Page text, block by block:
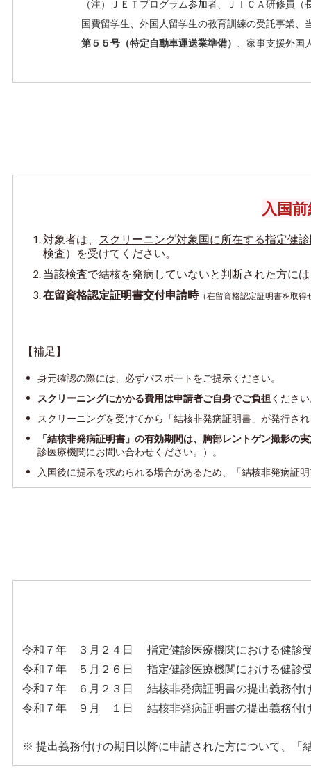
（注）ＪＥＴプログラム参加者、ＪＩＣＡ研修員
国費留学生、外国人留学生の教育訓練の受託事業
第５５号（特定自動車運送業準備） 、家事支援外国
入国
対象者は、
スクリーニング対象国に所在する指定健
検査）を受けてください。
当該検査で結核を発病していないと判断された方に
在留資格認定証明書交付申請時（在留資格認定証明書を取得
【補足】
身元確認の際には、必ずパスポートをご提示ください。
スクリーニングにかかる費用は申請者ご自身でご負担 くださ
スクリーニングを受けてから「結核非発病証明書」が発行さ
「結核非発病証明書」の有効期間は、胸部レントゲン撮影の
診医療機関にお問い合わせください。）。
入国後に提示を求められる場合があるため、「結核非発病証
令和７年 ３月２４日 指定健診医療機関における健診
令和７年 ５月２６日 指定健診医療機関における健診
令和７年 ６月２３日 結核非発病証明書の提出義務付
令和７年 ９月 １日 結核非発病証明書の提出義務付
※ 提出義務付けの期日以降に申請された方について、「